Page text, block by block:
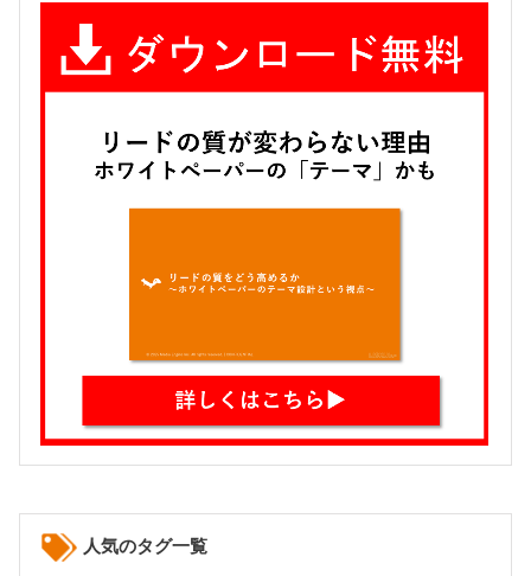
人気のタグ一覧